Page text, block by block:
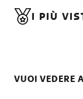
I PIÙ
VUOI VEDERE